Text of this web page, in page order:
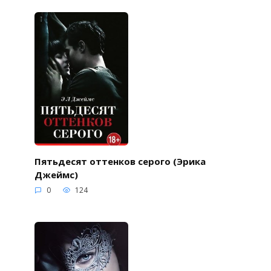
Пятьдесят оттенков серого (Эрика
Джеймс)
0 124